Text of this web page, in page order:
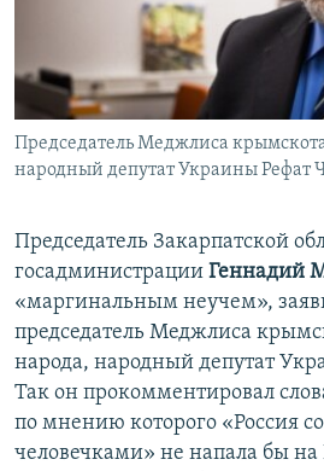
ПОБЕДИТЕЛЕЙ НЕ СУДЯТ?
КРЫМ.НЕПОКОРЕННЫЙ
ELIFBE
УКРАИНСКАЯ ПРОБЛЕМА КРЫМА
ПРИСОЕДИНЯЙТЕСЬ!
Все сайты RFE/RL
Председатель Меджлиса
народный депутат Украины Рефат
Председатель Закарпатской
госадминистрации Геннадий
«маргинальным неучем»,
председатель Меджлиса
народа, народный депутат
Так он прокомментировал
по мнению которого «Россия
человечками» не напала бы